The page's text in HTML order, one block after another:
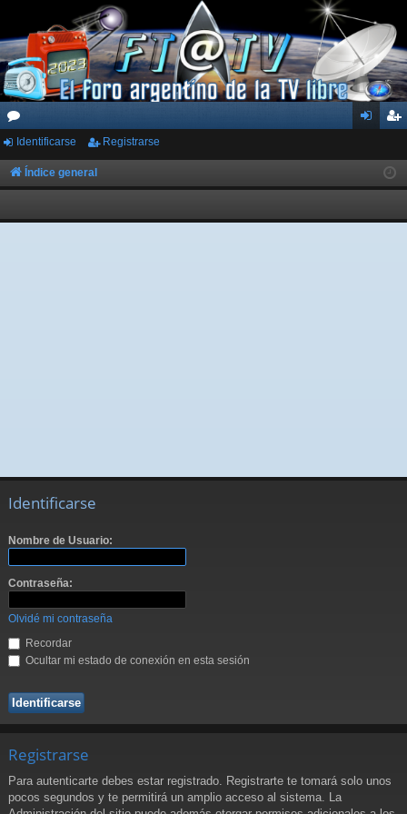
or
os
ar
ist
rs
Identificarse Registrarse
Índice general
Identificarse
Nombre de Usuario:
Contraseña:
Olvidé mi contraseña
Recordar
Ocultar mi estado de conexión en esta sesión
Registrarse
Para autenticarte debes estar registrado. Registrarte te tomará solo unos
pocos segundos y te permitirá un amplio acceso al sistema. La